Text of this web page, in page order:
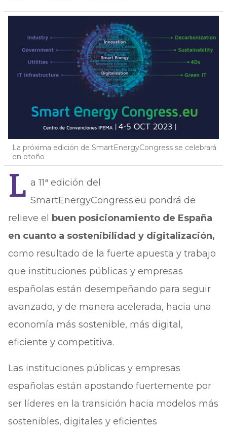
La próxima edición de SmartEnergyCongress se celebrará
en otoño
L a 11ª edición del
SmartEnergyCongress.eu pondrá de
relieve el
buen posicionamiento de España
en cuanto a sostenibilidad y digitalización,
como resultado de la fuerte apuesta y trabajo
que instituciones públicas y empresas
españolas están desempeñando para seguir
avanzado, y de manera acelerada, hacia una
economía más sostenible, más digital,
eficiente y competitiva.
Las instituciones públicas y empresas
españolas están apostando fuertemente por
ser líderes en la transición hacia modelos más
sostenibles, digitales y eficientes